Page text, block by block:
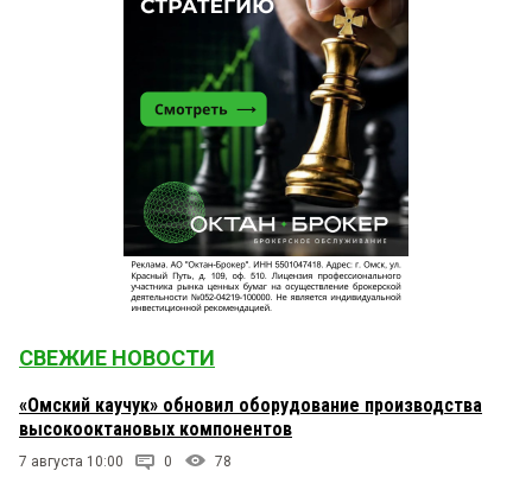
СВЕЖИЕ НОВОСТИ
«Омский каучук» обновил оборудование производства
высокооктановых компонентов
7 августа 10:00 0 78